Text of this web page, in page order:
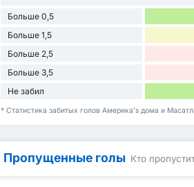
Больше 0,5
Больше 1,5
Больше 2,5
Больше 3,5
Не забил
* Статистика забитых голов Америка's дома и
Пропущенные голы Кто